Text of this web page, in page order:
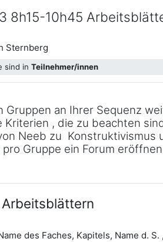
8h15-10h45
Sternberg
sind inTeilnehmer/innen
Gruppen an Ihrer Sequenz
, die zu beachten
Neeb zu
Gruppe ein Forum
des Faches, Kapitels, Name d. S.